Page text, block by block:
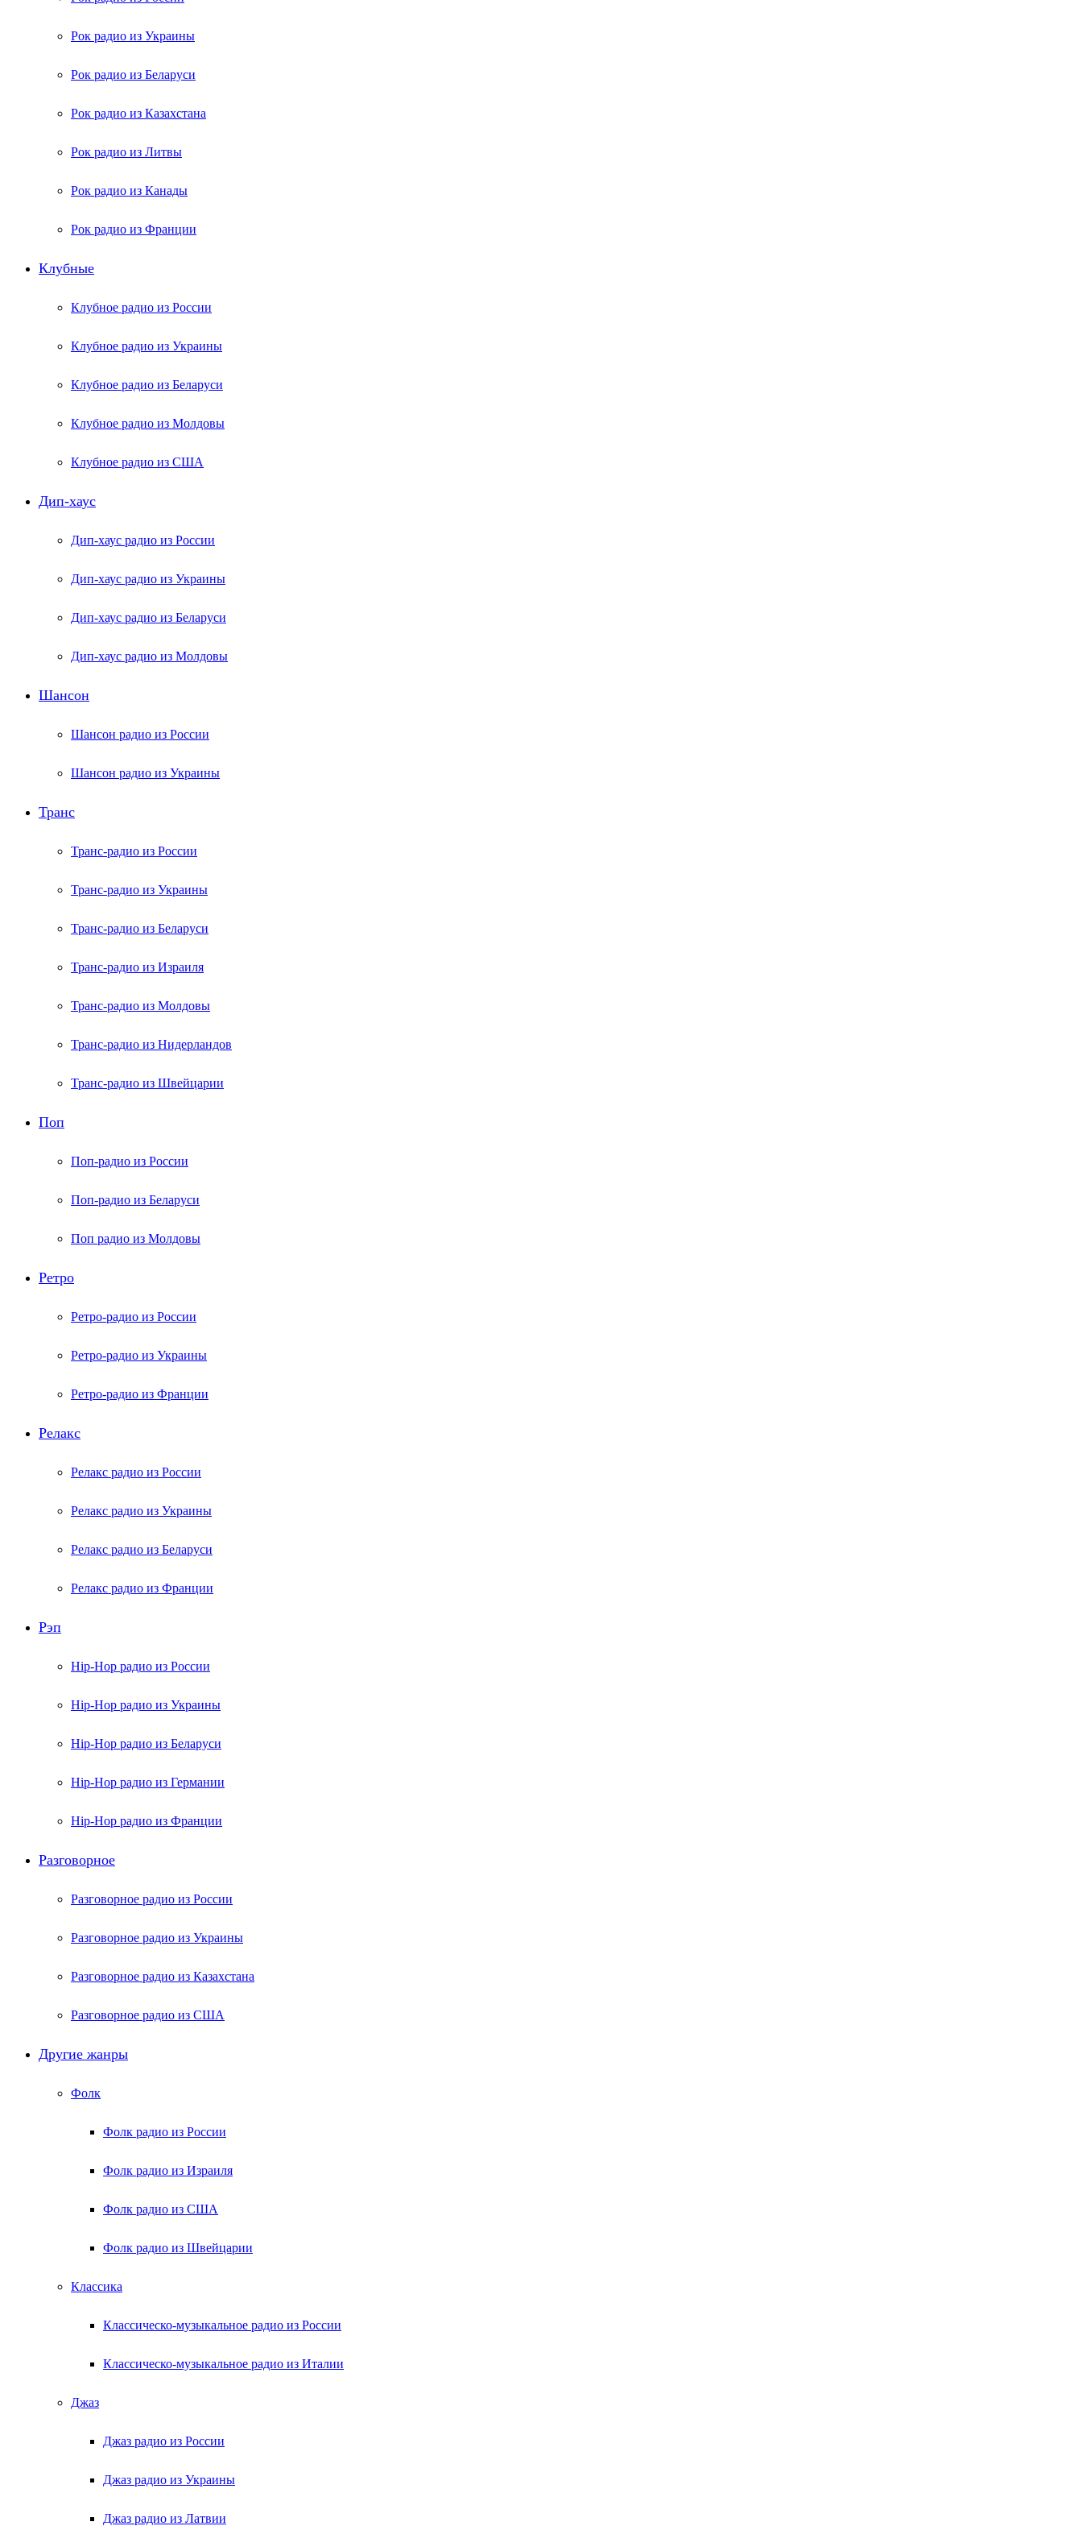
Рок радио из Украины
Рок радио из Беларуси
Рок радио из Казахстана
Рок радио из Литвы
Рок радио из Канады
Рок радио из Франции
Клубные
Клубное радио из России
Клубное радио из Украины
Клубное радио из Беларуси
Клубное радио из Молдовы
Клубное радио из США
Дип-хаус
Дип-хаус радио из России
Дип-хаус радио из Украины
Дип-хаус радио из Беларуси
Дип-хаус радио из Молдовы
Шансон
Шансон радио из России
Шансон радио из Украины
Транс
Транс-радио из России
Транс-радио из Украины
Транс-радио из Беларуси
Транс-радио из Израиля
Транс-радио из Молдовы
Транс-радио из Нидерландов
Транс-радио из Швейцарии
Поп
Поп-радио из России
Поп-радио из Беларуси
Поп радио из Молдовы
Ретро
Ретро-радио из России
Ретро-радио из Украины
Ретро-радио из Франции
Релакс
Релакс радио из России
Релакс радио из Украины
Релакс радио из Беларуси
Релакс радио из Франции
Рэп
Hip-Hop радио из России
Hip-Hop радио из Украины
Hip-Hop радио из Беларуси
Hip-Hop радио из Германии
Hip-Hop радио из Франции
Разговорное
Разговорное радио из России
Разговорное радио из Украины
Разговорное радио из Казахстана
Разговорное радио из США
Другие жанры
Фолк
Фолк радио из России
Фолк радио из Израиля
Фолк радио из США
Фолк радио из Швейцарии
Классика
Классическо-музыкальное радио из России
Классическо-музыкальное радио из Италии
Джаз
Джаз радио из России
Джаз радио из Украины
Джаз радио из Латвии